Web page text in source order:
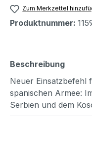
Zum Merkzettel
Produktnummer:
Beschreibung
Neuer Einsatzbefehl
spanischen Armee:
Serbien und dem